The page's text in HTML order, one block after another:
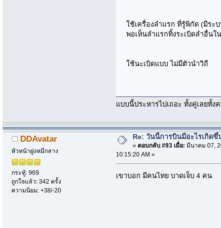
ใช้เครื่องลำแรก ที่รู้พิกัด (มีระ
พอเห็นลำแรกทิ้งระเบิดลำอื่นใ
ใช้นะเบิดแบบ ไม่มีตัวนำวิถี
แบบนี้ประหารไปเถอะ ทั้งคู่เลยทั้ง
DDAvatar
หัวหน้าฝูงหมีกลาง
กระทู้: 969
ถูกใจแล้ว: 342 ครั้ง
ความนิยม: +38/-20
Re: วันนี้การบินมีอะไรเกิดขึ้
« ตอบกลับ #93 เมื่อ: มีนาคม 07,
10:15:20 AM »
เขาบอก มีคนไทย บาดเจ็บ 4 คน